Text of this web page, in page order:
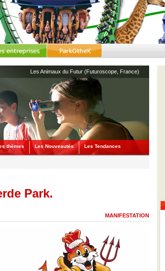
Les Animaux du Futur (Futuroscope, France)
thèmes Les Nouveautés Les Tendances
Park.
MANIFESTATION